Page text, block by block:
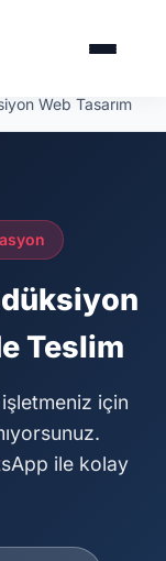
Web Tasarım
Teslim
için
ile kolay